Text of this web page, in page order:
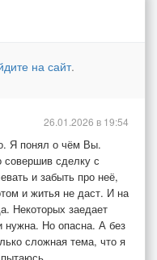
на сайт.
Я понял о чём Вы.
сделку с
и забыть про неё,
и житья не даст. И на
Некоторых заедает
нужна. Но опасна. А без
сложная тема, что я
26.01.2026 в 19:54